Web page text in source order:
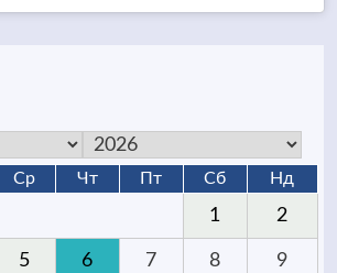
Ср Чт Пт Сб Нд
1 2
5 6 7 8 9